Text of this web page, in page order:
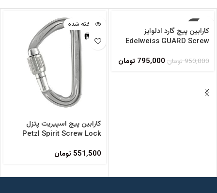
-16%
فروخته شده
کارابین پیچ گارد ادلوایز
Edelweiss GUARD Screw
950,000تومان 795,000 تومان
فروخته شده
کارابین پیچ اسپیریت پتزل
Petzl Spirit Screw Lock
551,500 تومان